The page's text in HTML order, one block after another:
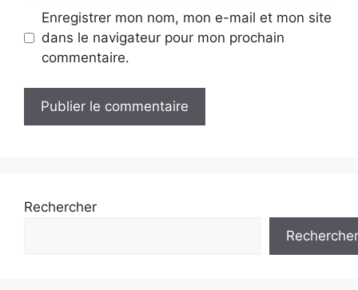
Enregistrer mon nom, mon e-mail et mon site
dans le navigateur pour mon prochain
commentaire.
Rechercher
Rechercher